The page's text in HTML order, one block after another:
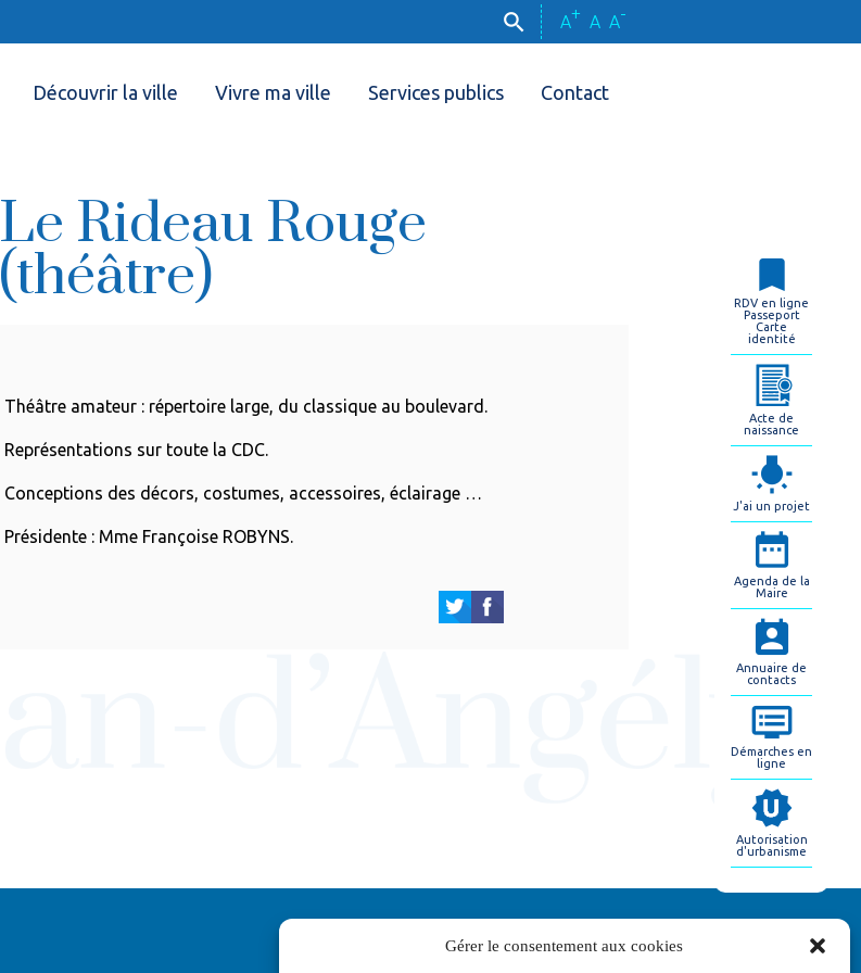
Gérer le consentement aux cookies
A+ A A-
Découvrir la ville Vivre ma ville Services publics Contact
Le Rideau Rouge
(théâtre)
Théâtre amateur : répertoire large, du classique au boulevard.
Représentations sur toute la CDC.
Conceptions des décors, costumes, accessoires, éclairage …
Présidente : Mme Françoise ROBYNS.
RDV en ligne
Passeport
Carte
identité
Acte de
naissance
J'ai un projet
Agenda de la
Maire
Annuaire de
contacts
Démarches en
ligne
Autorisation
d'urbanisme